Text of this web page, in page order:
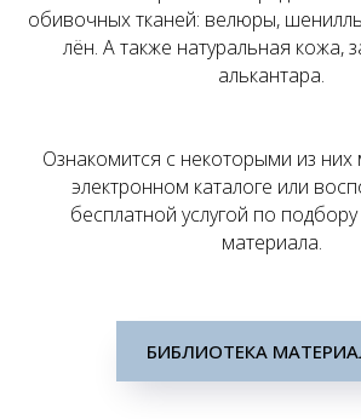
обивочных тканей: велюры,
лён. А также натуральная кожа,
алькантара.
Ознакомится с некоторыми из
электронном каталоге или
бесплатной услугой по
материала.
БИБЛИОТЕКА